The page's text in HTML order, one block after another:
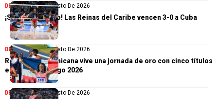
DEPORTES4 De Agosto De 2026
¡Segundo triunfo! Las Reinas del Caribe vencen 3-0 a Cuba
DEPORTES4 De Agosto De 2026
República Dominicana vive una jornada de oro con cinco títulos
en Santo Domingo 2026
DEPORTES3 De Agosto De 2026